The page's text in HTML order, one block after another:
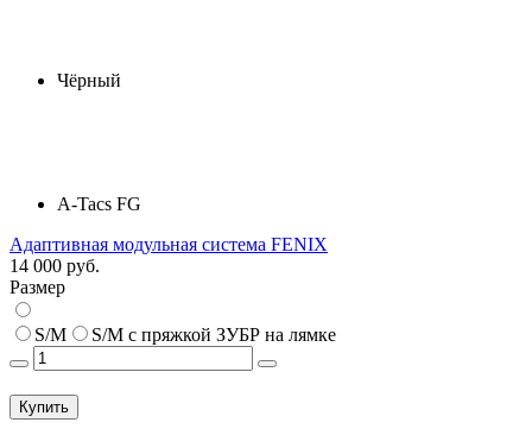
Чёрный
A-Tacs FG
Адаптивная модульная система FENIX
14 000 руб.
Размер
S/M S/M с пряжкой ЗУБР на лямке
Купить